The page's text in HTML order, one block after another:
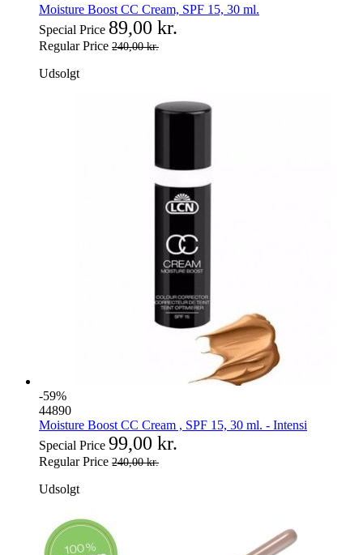
Moisture Boost CC Cream, SPF 15, 30 ml.
Special Price 89,00 kr.
Regular Price 240,00 kr.
Udsolgt
-59%
44890
Moisture Boost CC Cream , SPF 15, 30 ml. - Intensi
Special Price 99,00 kr.
Regular Price 240,00 kr.
Udsolgt